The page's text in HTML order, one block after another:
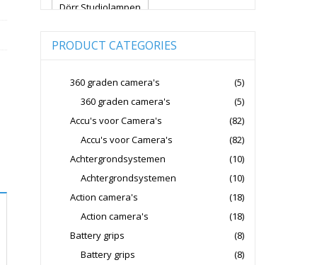
Dörr Studiolampen
Fujifilm Digitale Camera's CSC
Fujifilm Lenzen Voor CSC Camera's
Godox Flitsers
GoPro
Hoya Lensfilters
Joby Gorillapods
Joby Statieven
Jupio Accu's Voor Camera's
PRODUCT CATEGORIES
360 graden camera's
(5)
360 graden camera's
(5)
Accu's voor Camera's
(82)
Accu's voor Camera's
(82)
Achtergrondsystemen
(10)
Achtergrondsystemen
(10)
Action camera's
(18)
Action camera's
(18)
Battery grips
(8)
Battery grips
(8)